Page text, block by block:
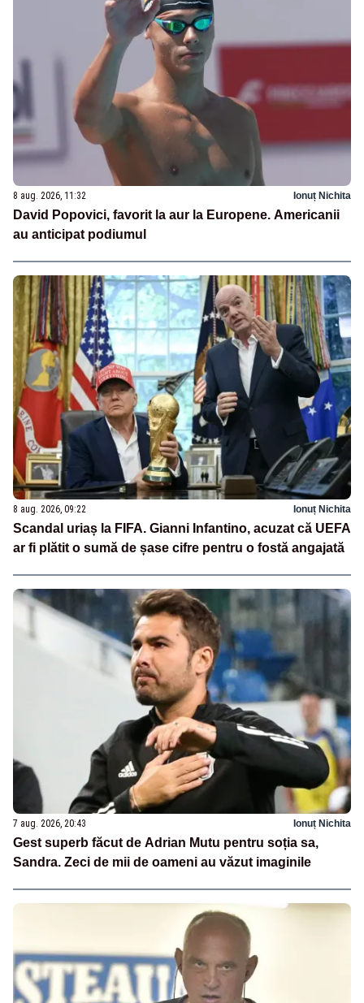
8 aug. 2026, 11:32 Ionuț Nichita
David Popovici, favorit la aur la Europene. Americanii
au anticipat podiumul
8 aug. 2026, 09:22 Ionuț Nichita
Scandal uriaș la FIFA. Gianni Infantino, acuzat că UEFA
ar fi plătit o sumă de șase cifre pentru o fostă angajată
7 aug. 2026, 20:43 Ionuț Nichita
Gest superb făcut de Adrian Mutu pentru soția sa,
Sandra. Zeci de mii de oameni au văzut imaginile